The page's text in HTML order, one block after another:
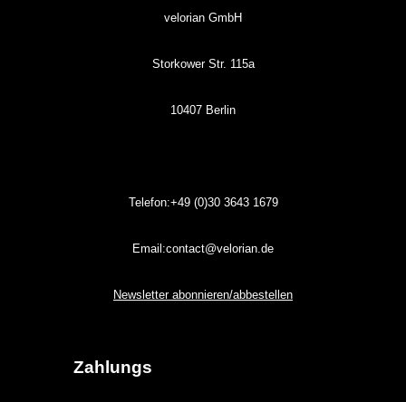
velorian GmbH
Storkower Str. 115a
10407 Berlin
Telefon:+49 (0)3036431679
Email:contact@velorian.de
Newsletter abonnieren/abbestellen
Zahlungs